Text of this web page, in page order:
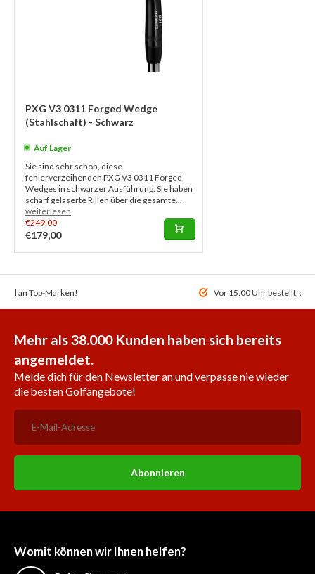
PXG V3 0311 Forged Wedge
(Stahlschaft) - Schwarz
Auf Lager
Sie sind sehr schön, diese
fehlerverzeihenden PXG V3 0311 Forged
Wedges in schwarzer Ausführung. Sie haben
scharf gelaserte Rillen über die gesamte...
weiterlesen
€249,00
€179,00
an Top-Marken! Vor 15:00 Uhr bestellt,
Mehr als 38.000 Kunden haben sich bereits
angemeldet.
Melde dich für den Newsletter an und verpasse nie wieder
die besten Golfangebote!
Abonnieren
Womit können wir Ihnen helfen?